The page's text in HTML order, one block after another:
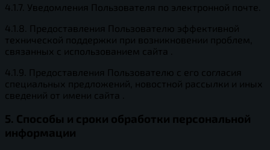
4.1.7. Уведомления Пользователя по электронной почте.
4.1.8. Предоставления Пользователю эффективной
технической поддержки при возникновении проблем,
связанных с использованием сайта .
4.1.9. Предоставления Пользователю с его согласия
специальных предложений, новостной рассылки и иных
сведений от имени сайта .
5. Способы и сроки обработки персональной
информации